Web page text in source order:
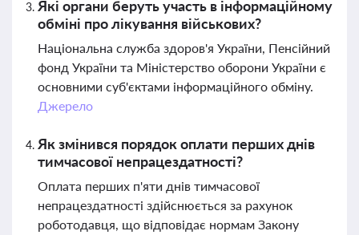
Які органи беруть участь в інформаційному
обміні про лікування військових?
Національна служба здоров'я України, Пенсійний
фонд України та Міністерство оборони України є
основними суб'єктами інформаційного обміну.
Джерело
Як змінився порядок оплати перших днів
тимчасової непрацездатності?
Оплата перших п'яти днів тимчасової
непрацездатності здійснюється за рахунок
роботодавця, що відповідає нормам Закону